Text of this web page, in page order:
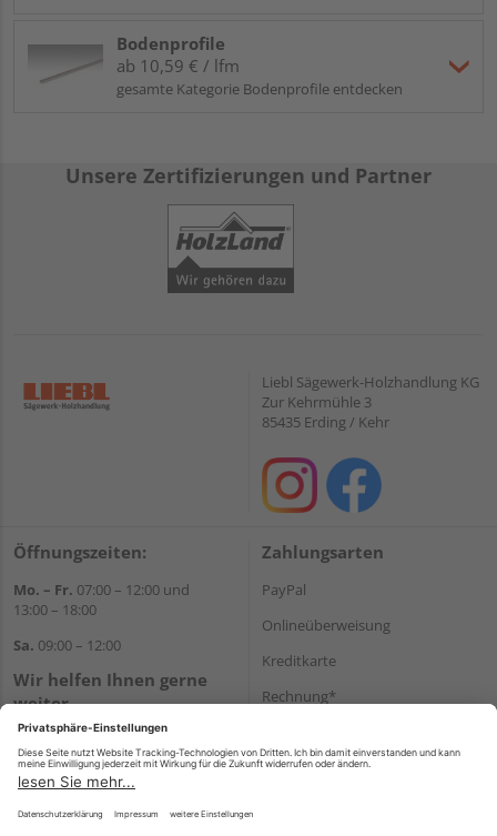
Bodenprofile
ab 10,59 € / lfm
gesamte Kategorie Bodenprofile entdecken
Unsere Zertifizierungen und Partner
Liebl Sägewerk-Holzhandlung KG
Zur Kehrmühle 3
85435 Erding / Kehr
Öffnungszeiten:
Mo. – Fr. 07:00 – 12:00 und
13:00 – 18:00
Sa. 09:00 – 12:00
Wir helfen Ihnen gerne
weiter
Tel.:+49 8122 14197
E-Mail:vertrieb@holz-liebl.de
Zahlungsarten
PayPal
Onlineüberweisung
Kreditkarte
Rechnung*
Versand